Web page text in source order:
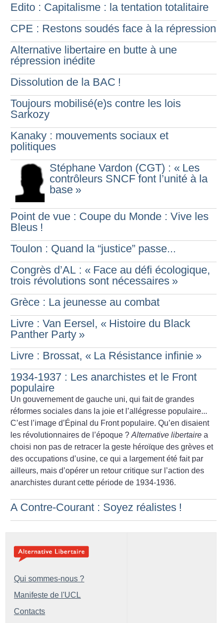
Edito : Capitalisme : la tentation totalitaire
CPE : Restons soudés face à la répression
Alternative libertaire en butte à une
répression inédite
Dissolution de la BAC !
Toujours mobilisé(e)s contre les lois
Sarkozy
Kanaky : mouvements sociaux et
politiques
Stéphane Vardon (CGT) : « Les
contrôleurs SNCF font l’unité à la
base »
Point de vue : Coupe du Monde : Vive les
Bleus !
Toulon : Quand la “justice” passe...
Congrès d’AL : « Face au défi écologique,
trois révolutions sont nécessaires »
Grèce : La jeunesse au combat
Livre : Van Eersel, « Histoire du Black
Panther Party »
Livre : Brossat, « La Résistance infinie »
1934-1937 : Les anarchistes et le Front
populaire
Un gouvernement de gauche uni, qui fait de grandes
réformes sociales dans la joie et l’allégresse populaire...
C’est l’image d’Épinal du Front populaire. Qu’en disaient
les révolutionnaires de l’époque ?Alternative libertaire a
choisi non pas de retracer la geste héroïque des grèves et
des occupations d’usine, ce qui a largement été fait par
ailleurs, mais d’opérer un retour critique sur l’action des
anarchistes durant cette période de 1934-1936.
A Contre-Courant : Soyez réalistes !
Qui sommes-nous ?
Manifeste de l'UCL
Contacts